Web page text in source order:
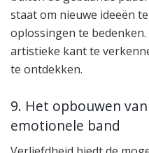
staat om nieuwe ideeën
oplossingen te
artistieke kant te
te ontdekken.
9. Het opbouwen
emotionele band